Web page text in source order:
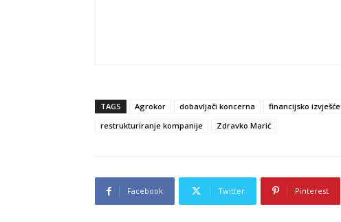
TAGS Agrokor dobavljači koncerna financijsko izvješće
restrukturiranje kompanije
Zdravko Marić
Facebook Twitter Pinterest